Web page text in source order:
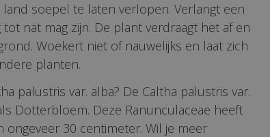
land soepel te laten verlopen. Verlangt een
nat mag zijn. De plant verdraagt het af en
Woekert niet of nauwelijks en laat zich
planten.
palustris var. alba? De Caltha palustris var.
Dotterbloem. Deze Ranunculaceae heeft
ongeveer 30 centimeter. Wil je meer